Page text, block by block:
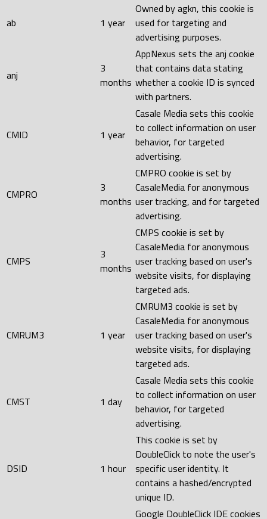
ab 1 year
Owned by agkn, this cookie is
used for targeting and
advertising purposes.
anj
3
months
AppNexus sets the anj cookie
that contains data stating
whether a cookie ID is synced
with partners.
CMID 1 year
Casale Media sets this cookie
to collect information on user
behavior, for targeted
advertising.
CMPRO
3
months
CMPRO cookie is set by
CasaleMedia for anonymous
user tracking, and for targeted
advertising.
CMPS
3
months
CMPS cookie is set by
CasaleMedia for anonymous
user tracking based on user's
website visits, for displaying
targeted ads.
CMRUM3 1 year
CMRUM3 cookie is set by
CasaleMedia for anonymous
user tracking based on user's
website visits, for displaying
targeted ads.
CMST 1 day
Casale Media sets this cookie
to collect information on user
behavior, for targeted
advertising.
DSID 1 hour
This cookie is set by
DoubleClick to note the user's
specific user identity. It
contains a hashed/encrypted
unique ID.
Google DoubleClick IDE cookies